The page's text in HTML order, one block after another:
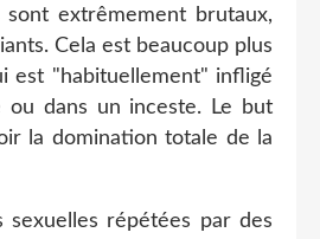
sont extrêmement brutaux,
Cela est beaucoup plus
est "habituellement" infligé
ou dans un inceste. Le but
la domination totale de la
sexuelles répétées par des